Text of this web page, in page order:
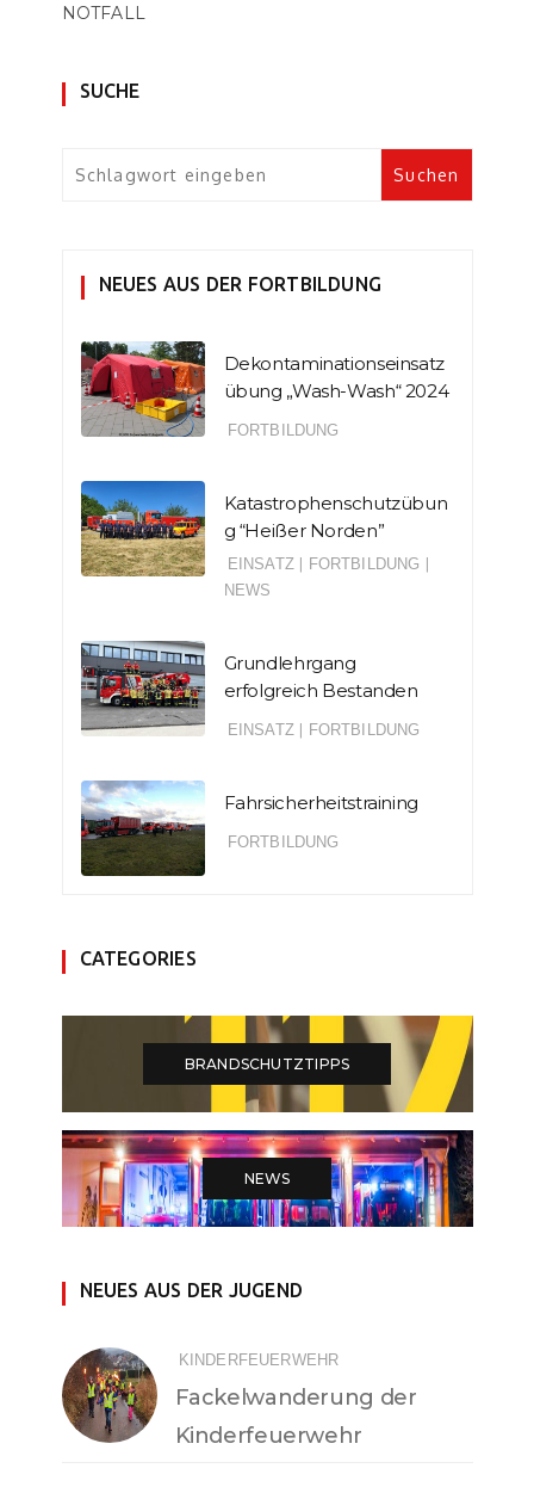
NOTFALL
SUCHE
NEUES AUS DER FORTBILDUNG
Dekontaminationseinsatz
übung „Wash-Wash“ 2024
FORTBILDUNG
Katastrophenschutzübun
g “Heißer Norden”
EINSATZ FORTBILDUNG
NEWS
Grundlehrgang
erfolgreich Bestanden
EINSATZ FORTBILDUNG
Fahrsicherheitstraining
FORTBILDUNG
CATEGORIES
BRANDSCHUTZTIPPS
NEWS
NEUES AUS DER JUGEND
KINDERFEUERWEHR
Fackelwanderung der
Kinderfeuerwehr